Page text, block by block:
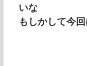
いな
もしかして今